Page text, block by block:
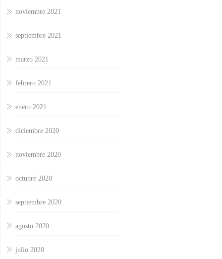
noviembre 2021
septiembre 2021
marzo 2021
febrero 2021
enero 2021
diciembre 2020
noviembre 2020
octubre 2020
septiembre 2020
agosto 2020
julio 2020